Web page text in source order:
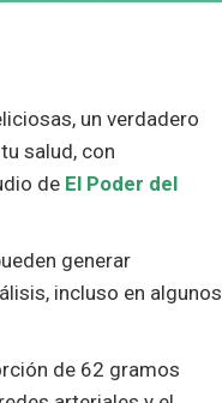
un verdadero
salud, con
de El Poder del
generar
incluso en algunos
de 62 gramos